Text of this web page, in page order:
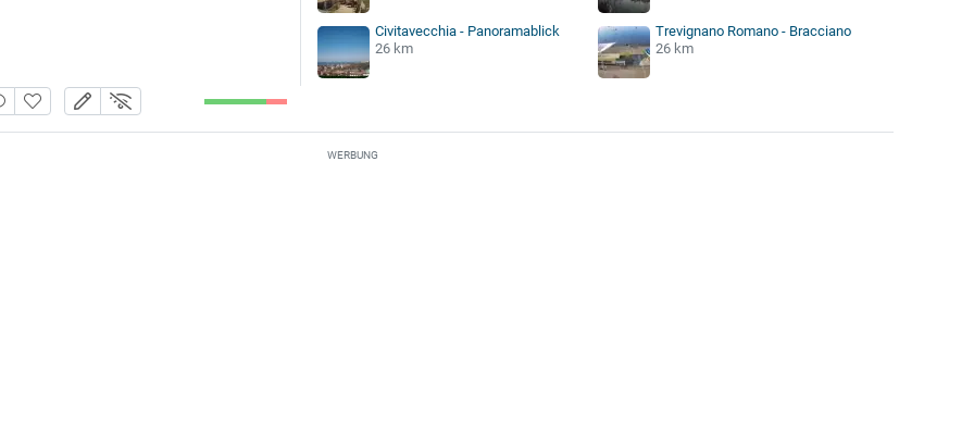
Civitavecchia - Panoramablick
26 km
Trevignano Romano - Bracciano
26 km
WERBUNG